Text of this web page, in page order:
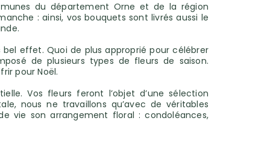
du département Orne et de la région
: ainsi, vos bouquets sont livrés aussi le
effet. Quoi de plus approprié pour célébrer
de plusieurs types de fleurs de saison.
pour Noël.
Vos fleurs feront l’objet d’une sélection
nous ne travaillons qu’avec de véritables
vie son arrangement floral : condoléances,